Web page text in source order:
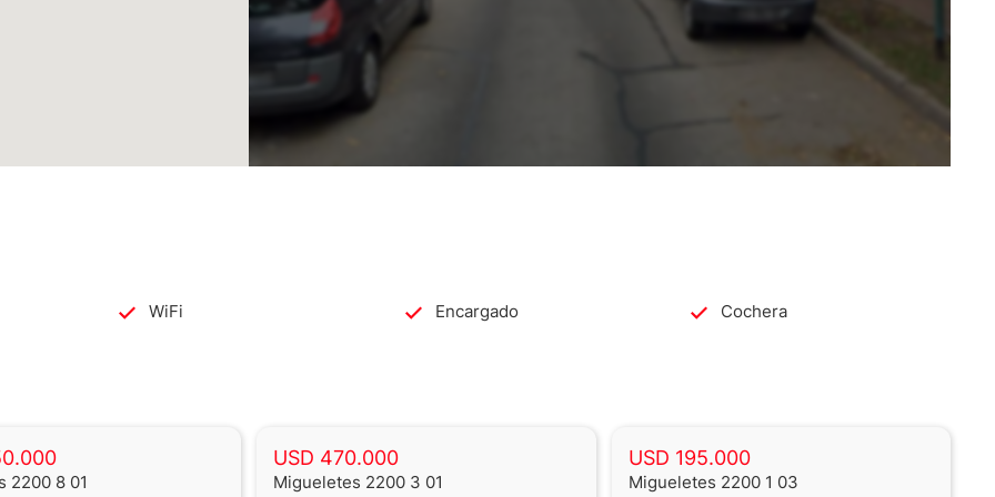
Hydro línea HA 110 con doble
con termostatos digitales WiFi en
de calentamiento de agua de alto
de silestone, herrajes de
sanitarios Ferrum y griferías
silueta
a techo con marco invisible y
permitiendo una apertura total
WiFi Encargado Cochera
2200 8 01
USD 470.000
Migueletes 2200 3 01
USD 195.000
Migueletes 2200 1 03